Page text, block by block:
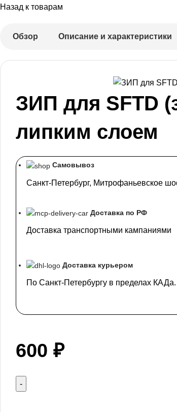
Назад к товарам
Обзор Описание и характеристики
ЗИП для SFTD
липким слоем
Самовывоз
Санкт-Петербург, Митрофаньевское
Доставка по РФ
Доставка транспортными кампаниями
Доставка курьером
По Санкт-Петербургу в пределах КАДа.
600 ₽